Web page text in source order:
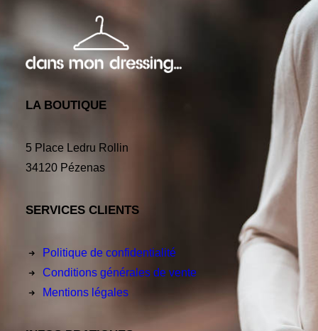
LA BOUTIQUE
5 Place Ledru Rollin
34120 Pézenas
SERVICES CLIENTS
Politique de confidentialité
Conditions générales de vente
Mentions légales